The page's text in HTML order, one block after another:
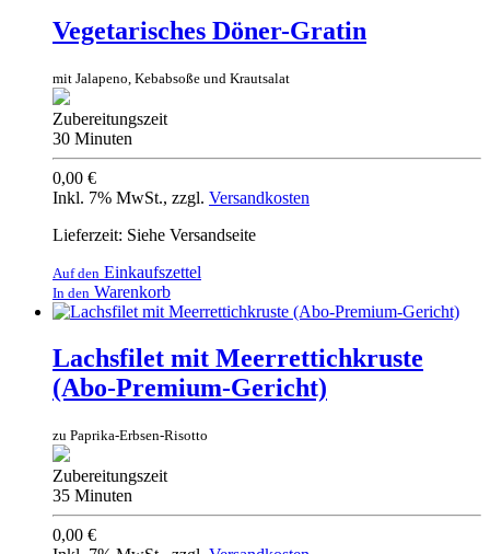
Vegetarisches Döner-Gratin
mit Jalapeno, Kebabsoße und Krautsalat
Zubereitungszeit
30 Minuten
0,00 €
Inkl. 7% MwSt., zzgl. Versandkosten
Lieferzeit: Siehe Versandseite
Auf den Einkaufszettel
In den Warenkorb
Lachsfilet mit Meerrettichkruste
(Abo-Premium-Gericht)
zu Paprika-Erbsen-Risotto
Zubereitungszeit
35 Minuten
0,00 €